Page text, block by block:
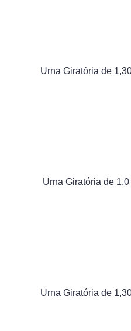
Urna Giratória de
Urna Giratória de
Urna Giratória de